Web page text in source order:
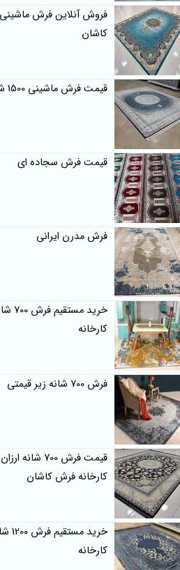
فروش آنلاین فرش ماشینی
کاشان
قیمت فرش ماشینی 1500 شانه
قیمت فرش سجاده ای
فرش مدرن ایرانی
خرید مستقیم فرش 700 شانه از
کارخانه
فرش 700 شانه زیر قیمتی
قیمت فرش 700 شانه ارزان |
کارخانه فرش کاشان
خرید مستقیم فرش 1200 شانه از
کارخانه